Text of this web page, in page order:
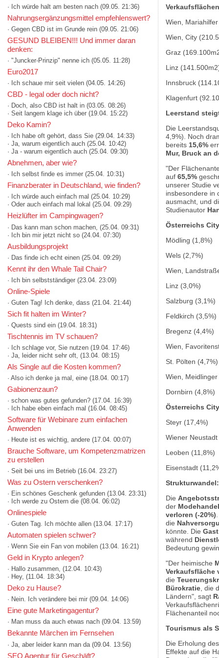
· Ich würde halt am besten nach (09.05. 21:36)
Nahrungsergänzungsmittel empfehlenswert?
· Gegen CBD ist im Grunde rein (09.05. 21:06)
GESUND BLEIBEN!!! Und immer daran
denken:
· "Juncker-Prinzip" nenne ich (05.05. 11:28)
Euro2017
· Ich schaue mir seit vielen (04.05. 14:26)
CBD - legal oder doch nicht?
· Doch, also CBD ist halt in (03.05. 08:26)
· Seit langem klage ich über (19.04. 15:22)
Deko Kamin?
· Ich habe oft gehört, dass Sie (29.04. 14:33)
· Ja, warum eigentlich auch (25.04. 10:42)
· Ja - warum eigentlich auch (25.04. 09:30)
Abnehmen, aber wie?
· Ich selbst finde es immer (25.04. 10:31)
Finanzberater in Deutschland, wie finden?
· Ich würde auch einfach mal (25.04. 10:29)
· Oder auch einfach mal lokal (25.04. 09:29)
Heizlüfter im Campingwagen?
· Das kann man schon machen, (25.04. 09:31)
· Ich bin mir jetzt nicht so (24.04. 07:30)
Ausbildungsprojekt
· Das finde ich echt einen (25.04. 09:29)
Kennt ihr den Whale Tail Chair?
· Ich bin selbstständiger (23.04. 23:09)
Online-Spiele
· Guten Tag! Ich denke, dass (21.04. 21:44)
Sich fit halten im Winter?
· Quests sind ein (19.04. 18:31)
Tischtennis im TV schauen?
· Ich schlage vor, Sie nutzen (19.04. 17:46)
· Ja, leider nicht sehr oft, (13.04. 08:15)
Als Single auf die Kosten kommen?
· Also ich denke ja mal, eine (18.04. 00:17)
Gabionenzaun?
· schon was gutes gefunden? (17.04. 16:39)
· Ich habe eben einfach mal (16.04. 08:45)
Software für Webinare zum einfachen
Anwenden
· Heute ist es wichtig, andere (17.04. 00:07)
Brauche Software, um Kompetenzmatrizen
zu erstellen
· Seit bei uns im Betrieb (16.04. 23:27)
Was zu Ostern verschenken?
· Ein schönes Geschenk gefunden (13.04. 23:31)
· Ich werde zu Ostern die (08.04. 06:02)
Onlinespiele
· Guten Tag. Ich möchte allen (13.04. 17:17)
Automaten spielen schwer?
· Wenn Sie ein Fan von mobilen (13.04. 16:21)
Geld in Krypto anlegen?
· Hallo zusammen, (12.04. 10:43)
· Hey, (11.04. 18:34)
Deko zu Hause?
· Nein. Ich verändere bei mir (09.04. 14:06)
Eine gute Marketingagentur?
· Man muss da auch etwas nach (09.04. 13:59)
Bekannte Märchen im Fernsehen
· Ja, aber leider kann man da (09.04. 13:56)
SEO Agentur für Geschäft?
Wien,
Wien, City
Graz
Linz
Innsbruck
Klagenfurt
Leerstand
Die
4,9%). Noch
bereits 15,6%
Mur, Bruck an
"Der
auf 65,5%
unserer Studie
insbesondere in
ausmacht, und
Studienautor
Österreichs
Mödling (1,8%)
Wels (2,7%)
Wien,
Linz (3,0%)
Salzburg (3,1%)
Feldkirch (3,5%)
Bregenz (4,4%)
Wien,
St. Pölten (4,7%)
Wien,
Dornbirn (4,8%)
Österreichs
Steyr (17,4%)
Wiener
Leoben (11,8%)
Eisenstadt
Die
der Modehandel
verloren (-20%)
die
könnte. Die
während
Bedeutung
"Der heimische
Verkaufsfläche
die
Bürokratie, die
Ländern", sagt
Flächenanteil
Tourismus als
Die Erholung
Effekte auf die